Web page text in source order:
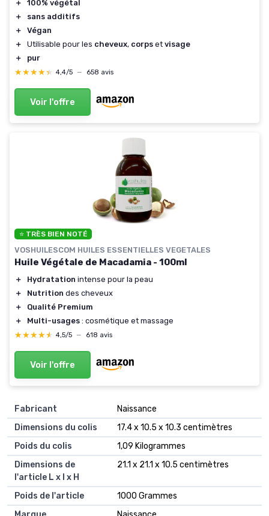
＋
100% végétal
＋
sans additifs
＋
Végan
＋
Utilisable pour les cheveux, corps et visage
＋
pur
★★★★★
★★★★★ 4,4/5 — 658 avis
Voir l'offre
⭐ TRÈS BIEN NOTÉ
VOSHUILESCOM HUILES ESSENTIELLES VEGETALES
Huile Végétale de Macadamia - 100ml
＋ Hydratation intense pour la peau
＋
Nutrition des cheveux
＋
Qualité Premium
＋
Multi-usages : cosmétique et massage
★★★★★
★★★★★ 4,5/5 — 618 avis
Voir l'offre
Fabricant
‎Naissance
Dimensions du colis
‎17.4 x 10.5 x 10.3 centimètres
Poids du colis
‎1,09 Kilogrammes
Dimensions de
l'article L x l x H
‎21.1 x 21.1 x 10.5 centimètres
Poids de l'article
‎1000 Grammes